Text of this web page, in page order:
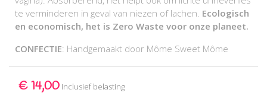
te verminderen in geval van niezen of lachen. Ecologisch
en economisch, het is Zero Waste voor onze planeet.
CONFECTIE: Handgemaakt door Môme Sweet Môme
€ 14,00 Inclusief belasting